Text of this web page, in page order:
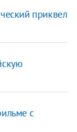
приквел
с